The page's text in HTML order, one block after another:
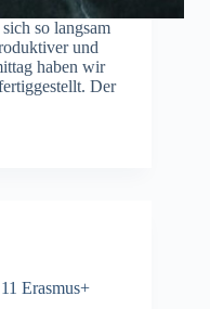
so langsam
und
haben wir
Der
Erasmus+